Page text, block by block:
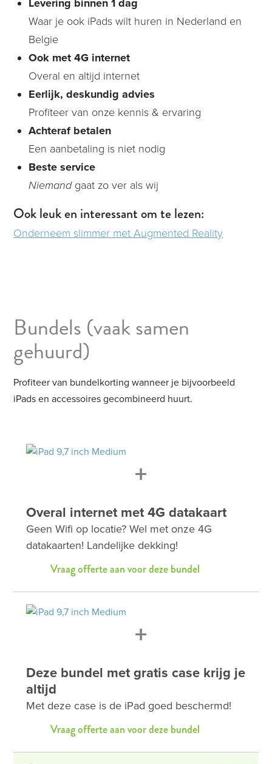
Levering binnen 1 dag
Waar je ook iPads wilt huren in Nederland en
Belgie
Ook met 4G internet
Overal en altijd internet
Eerlijk, deskundig advies
Profiteer van onze kennis & ervaring
Achteraf betalen
Een aanbetaling is niet nodig
Beste service
Niemandgaat zo ver als wij
Ook leuk en interessant om te lezen:
Onderneem slimmer met Augmented Reality
Bundels (vaak samen
gehuurd)
Profiteer van bundelkorting wanneer je bijvoorbeeld
iPads en accessoires gecombineerd huurt.
+
Overal internet met 4G datakaart
Geen Wifi op locatie? Wel met onze 4G
datakaarten! Landelijke dekking!
Vraag offerte aan voor deze bundel
+
Deze bundel met gratis case krijg je
altijd
Met deze case is de iPad goed beschermd!
Vraag offerte aan voor deze bundel